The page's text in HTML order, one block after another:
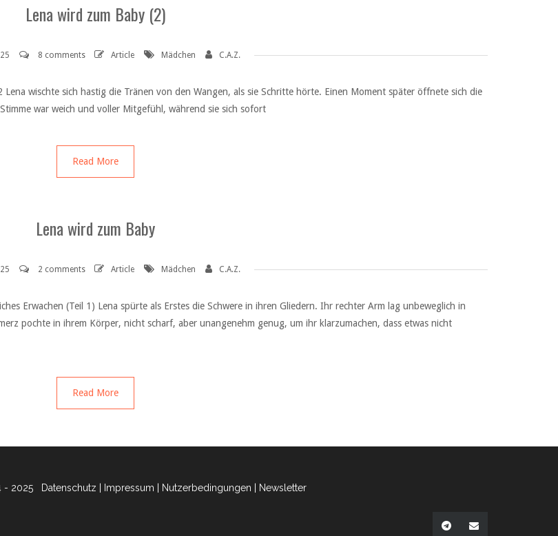
Lena wird zum Baby (2)
8 comments Article Mädchen C.A.Z.
wischte sich hastig die Tränen von den Wangen, als sie Schritte hörte. Einen Moment später öffnete sich die
war weich und voller Mitgefühl, während sie sich sofort
Read More
Lena wird zum Baby
2 comments Article Mädchen C.A.Z.
Erwachen (Teil 1) Lena spürte als Erstes die Schwere in ihren Gliedern. Ihr rechter Arm lag unbeweglich in
pochte in ihrem Körper, nicht scharf, aber unangenehm genug, um ihr klarzumachen, dass etwas nicht
Read More
- 2025 Datenschutz Impressum Nutzerbedingungen Newsletter